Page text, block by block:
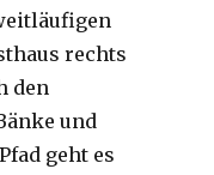
rechts
den
und
geht es